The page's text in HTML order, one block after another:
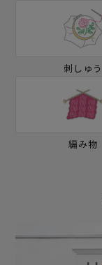
刺しゅう
編み物